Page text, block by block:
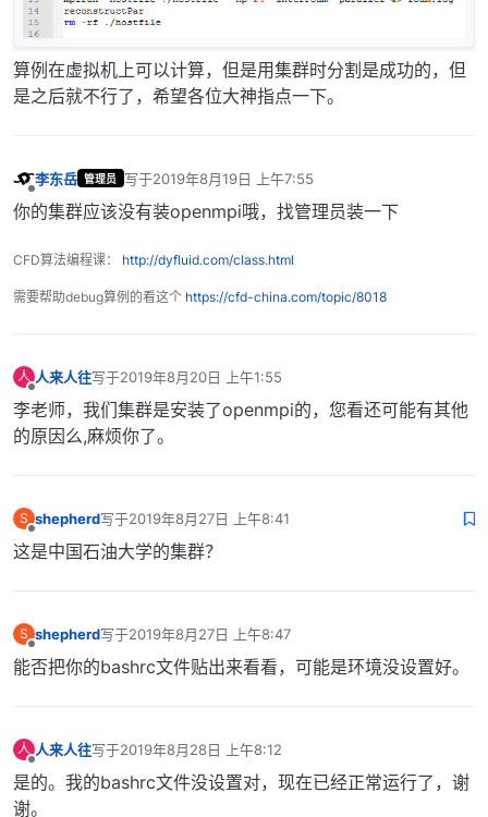
算例在虚拟机上可以计算，但是用集群时分割是成功的，但
是之后就不行了，希望各位大神指点一下。
李东岳 管理员 写于2019年8月19日 上午7:55
最后由 编辑
你的集群应该没有装openmpi哦，找管理员装一下
CFD算法编程课： http://dyfluid.com/class.html
需要帮助debug算例的看这个 https://cfd-china.com/topic/8018
人
离线
人来人往写于2019年8月20日 上午1:55
最后由 编辑
李老师，我们集群是安装了openmpi的，您看还可能有其他
的原因么,麻烦你了。
S
离线
shepherd写于2019年8月27日 上午8:41
最后由 编辑
这是中国石油大学的集群？
S
离线
shepherd写于2019年8月27日 上午8:47
最后由 编辑
能否把你的bashrc文件贴出来看看，可能是环境没设置好。
人
离线
人来人往写于2019年8月28日 上午8:12
最后由 编辑
是的。我的bashrc文件没设置对，现在已经正常运行了，谢
谢。